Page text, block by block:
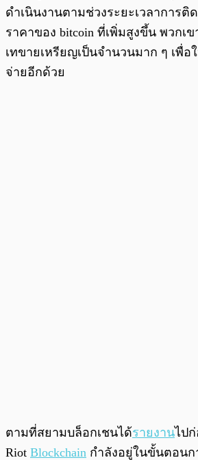
ดำเนินงานตามช่วงระยะเวลาการติ
ราคาของ bitcoin ที่เพิ่มสูงขึ้น พวกเ
เทขายเหรียญเป็นจำนวนมาก ๆ เพื่
จ่ายอีกด้วย
ตามที่สยามบล็อกเชนได้รายงานไป
Riot Blockchain กำลังอยู่ในขั้นตอนก